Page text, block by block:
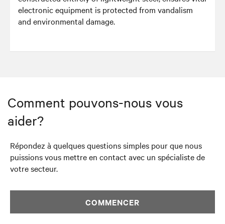
electronic equipment is protected from vandalism
and environmental damage.
Comment pouvons-nous vous
aider?
Répondez à quelques questions simples pour que nous
puissions vous mettre en contact avec un spécialiste de
votre secteur.
COMMENCER